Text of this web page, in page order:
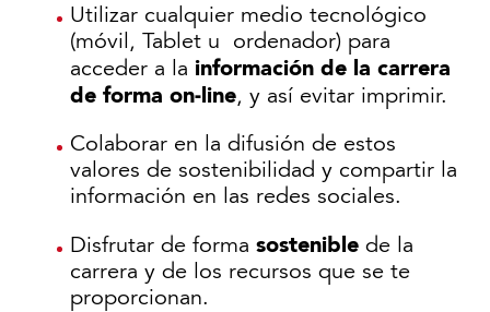
Utilizar cualquier medio tecnológico
(móvil, Tablet u ordenador) para
acceder a la información de la carrera
de forma on-line, y así evitar imprimir.
Colaborar en la difusión de estos
valores de sostenibilidad y compartir la
información en las redes sociales.
Disfrutar de forma sostenible de la
carrera y de los recursos que se te
proporcionan.